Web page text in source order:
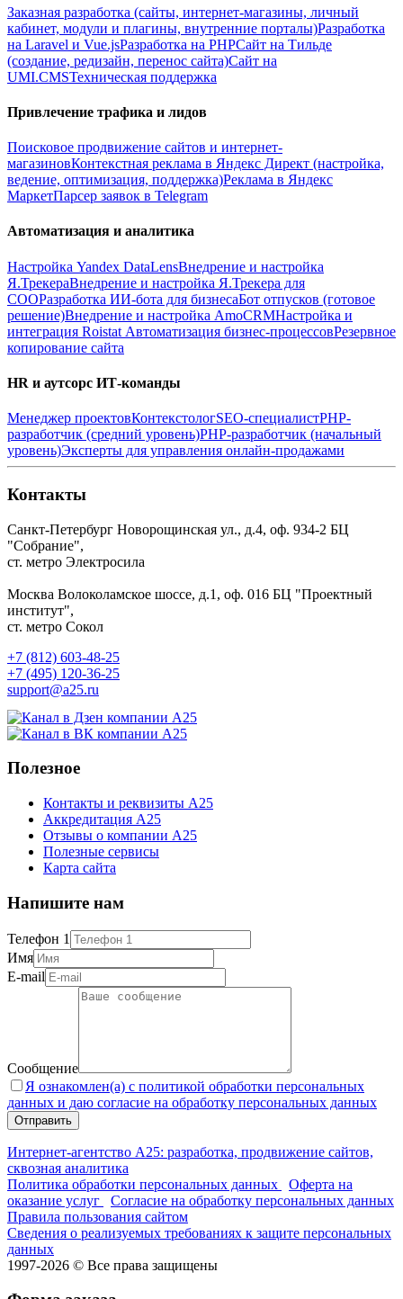
Заказная разработка (сайты, интернет-магазины, личный
кабинет, модули и плагины, внутренние порталы)Разработка
на Laravel и Vue.jsРазработка на PHPСайт на Тильде
(создание, редизайн, перенос сайта)Сайт на
UMI.CMSТехническая поддержка
Привлечение трафика и лидов
Поисковое продвижение сайтов и интернет-
магазиновКонтекстная реклама в Яндекс Директ (настройка,
ведение, оптимизация, поддержка)Реклама в Яндекс
МаркетПарсер заявок в Telegram
Автоматизация и аналитика
Настройка Yandex DataLensВнедрение и настройка
Я.ТрекераВнедрение и настройка Я.Трекера для
СООРазработка ИИ-бота для бизнесаБот отпусков (готовое
решение)Внедрение и настройка AmoCRMНастройка и
интеграция Roistat Автоматизация бизнес-процессовРезервное
копирование сайта
HR и аутсорс ИТ-команды
Менеджер проектовКонтекстологSEO-специалистPHP-
разработчик (средний уровень)PHP-разработчик (начальный
уровень)Эксперты для управления онлайн-продажами
Контакты
Санкт-Петербург Новорощинская ул., д.4, оф. 934-2 БЦ
"Собрание",
ст. метро Электросила
Москва Волоколамское шоссе, д.1, оф. 016 БЦ "Проектный
институт",
ст. метро Сокол
+7 (812) 603-48-25
+7 (495) 120-36-25
support@a25.ru
Полезное
Контакты и реквизиты А25
Аккредитация А25
Отзывы о компании А25
Полезные сервисы
Карта сайта
Напишите нам
Телефон 1
Имя
E-mail
Сообщение
Я ознакомлен(а) с политикой обработки персональных
данных и даю согласие на обработку персональных данных
Интернет-агентство А25: разработка, продвижение сайтов,
сквозная аналитика
Политика обработки персональных данных
Оферта на
оказание услуг
Согласие на обработку персональных данных
Правила пользования сайтом
Сведения о реализуемых требованиях к защите персональных
данных
1997-2026 © Все права защищены